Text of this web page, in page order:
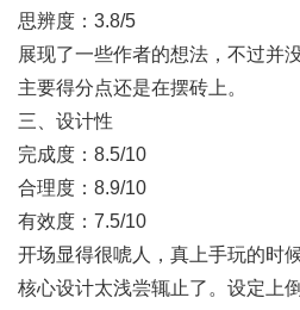
思辨度：3.8/5
展现了一些作者的想法，不过并
主要得分点还是在摆砖上。
三、设计性
完成度：8.5/10
合理度：8.9/10
有效度：7.5/10
开场显得很唬人，真上手玩的时
核心设计太浅尝辄止了。设定上